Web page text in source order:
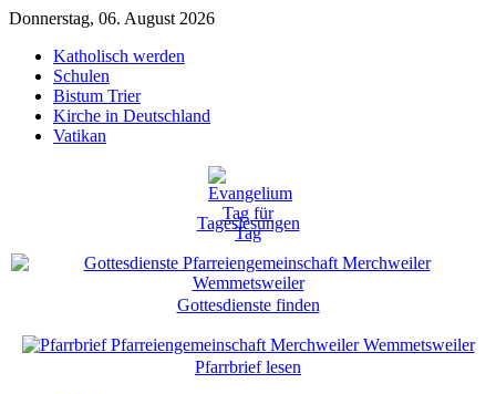
Donnerstag, 06. August 2026
Katholisch werden
Schulen
Bistum Trier
Kirche in Deutschland
Vatikan
Tageslesungen
Gottesdienste finden
Pfarrbrief lesen